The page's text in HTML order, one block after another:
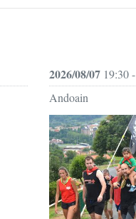
2026/08/0719:30
Andoain